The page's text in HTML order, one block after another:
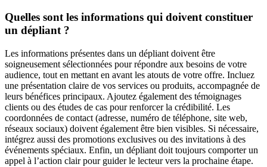
Quelles sont les informations qui doivent constituer
un dépliant ?
Les informations présentes dans un dépliant doivent être
soigneusement sélectionnées pour répondre aux besoins de votre
audience, tout en mettant en avant les atouts de votre offre. Incluez
une présentation claire de vos services ou produits, accompagnée de
leurs bénéfices principaux. Ajoutez également des témoignages
clients ou des études de cas pour renforcer la crédibilité. Les
coordonnées de contact (adresse, numéro de téléphone, site web,
réseaux sociaux) doivent également être bien visibles. Si nécessaire,
intégrez aussi des promotions exclusives ou des invitations à des
événements spéciaux. Enfin, un dépliant doit toujours comporter un
appel à l’action clair pour guider le lecteur vers la prochaine étape.